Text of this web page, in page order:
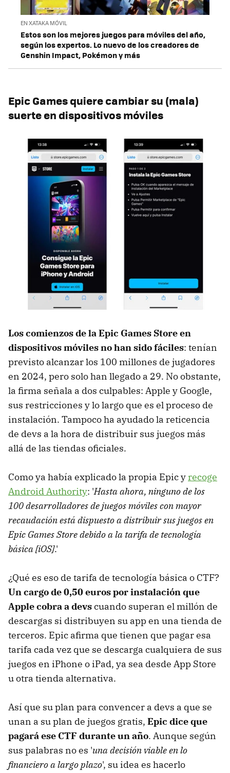
EN XATAKA MÓVIL
Estos son los mejores juegos para móviles del año,
según los expertos. Lo nuevo de los creadores de
Genshin Impact, Pokémon y más
Epic Games quiere cambiar su (mala)
suerte en dispositivos móviles
Los comienzos de la Epic Games Store en
dispositivos móviles no han sido fáciles: tenían
previsto alcanzar los 100 millones de jugadores
en 2024, pero solo han llegado a 29. No obstante,
la firma señala a dos culpables: Apple y Google,
sus restricciones y lo largo que es el proceso de
instalación. Tampoco ha ayudado la reticencia
de devs a la hora de distribuir sus juegos más
allá de las tiendas oficiales.
Como ya había explicado la propia Epic y recoge
Android Authority: 'Hasta ahora, ninguno de los
100 desarrolladores de juegos móviles con mayor
recaudación está dispuesto a distribuir sus juegos en
Epic Games Store debido a la tarifa de tecnología
básica [iOS].'
¿Qué es eso de tarifa de tecnología básica o CTF?
Un cargo de 0,50 euros por instalación que
Apple cobra a devscuando superan el millón de
descargas si distribuyen su app en una tienda de
terceros. Epic afirma que tienen que pagar esa
tarifa cada vez que se descarga cualquiera de sus
juegos en iPhone o iPad, ya sea desde App Store
u otra tienda alternativa.
Así que su plan para convencer a devs a que se
unan a su plan de juegos gratis, Epic dice que
pagará ese CTF durante un año. Aunque según
sus palabras no es 'una decisión viable en lo
financiero a largo plazo', su idea es hacerlo